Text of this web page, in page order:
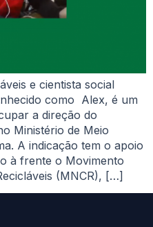
e cientista social
como Alex, é um
a direção do
Ministério de Meio
A indicação tem o apoio
à frente o Movimento
(MNCR), […]